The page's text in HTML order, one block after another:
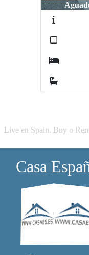
Aguadulce /
Live en Spain. Buy o
Casa